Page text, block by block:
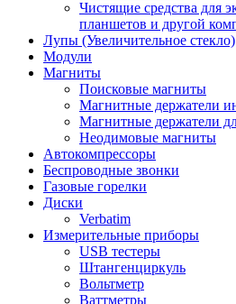
Чистящие средства для
планшетов и другой
Лупы (Увеличительное стекло)
Модули
Магниты
Поисковые магниты
Магнитные держатели
Магнитные держатели
Неодимовые магниты
Автокомпрессоры
Беспроводные звонки
Газовые горелки
Диски
Verbatim
Измерительные приборы
USB тестеры
Штангенциркуль
Вольтметр
Ваттметры